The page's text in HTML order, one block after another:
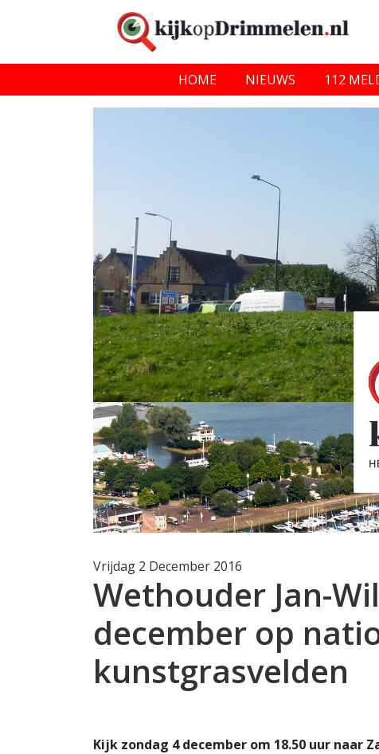
HOME NIEUWS 112
Vrijdag 2 December 2016
Wethouder Jan-
december op
kunstgrasvelden
Kijk zondag 4 december om 18.50 uur naar